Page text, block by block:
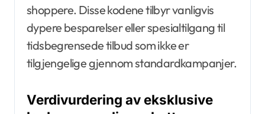
shoppere. Disse kodene tilbyr vanligvis
dypere besparelser eller spesialtilgang til
tidsbegrensede tilbud som ikke er
tilgjengelige gjennom standardkampanjer.
Verdivurdering av eksklusive